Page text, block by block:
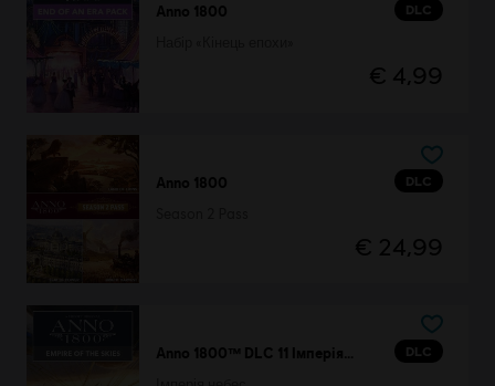
DLC
Anno 1800
€ 4,99
DLC
Anno 1800
€ 24,99
DLC